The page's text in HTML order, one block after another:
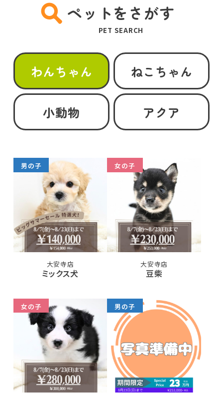
ペットをさがす
PET SEARCH
わんちゃん ねこちゃん
小動物 アクア
男の子
大安寺店
ミックス犬
女の子
大安寺店
豆柴
女の子 男の子